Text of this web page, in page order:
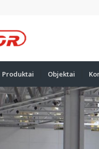
Produktai Objektai